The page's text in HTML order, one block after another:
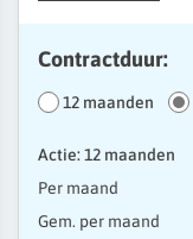
Contractduur:
12 maanden
Actie: 12 maanden
Per maand
Gem. per maand